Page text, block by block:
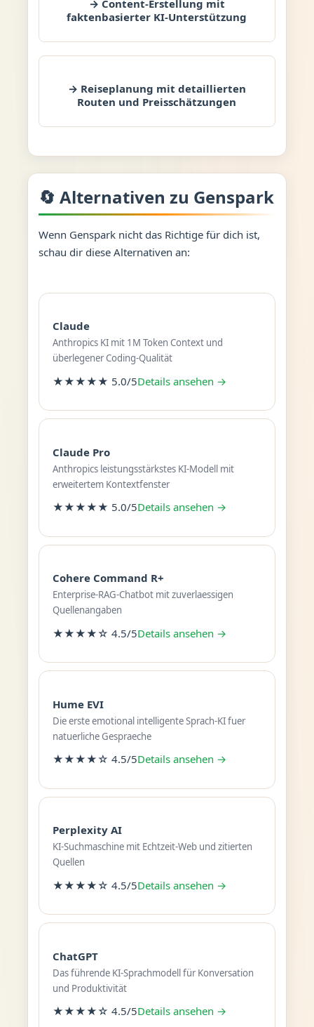
→ Content-Erstellung mit
faktenbasierter KI-Unterstützung
→ Reiseplanung mit detaillierten
Routen und Preisschätzungen
🔄 Alternativen zu Genspark
Wenn Genspark nicht das Richtige für dich ist,
schau dir diese Alternativen an:
Claude
Anthropics KI mit 1M Token Context und
überlegener Coding-Qualität
★★★★★ 5.0/5Details ansehen →
Claude Pro
Anthropics leistungsstärkstes KI-Modell mit
erweitertem Kontextfenster
★★★★★ 5.0/5Details ansehen →
Cohere Command R+
Enterprise-RAG-Chatbot mit zuverlaessigen
Quellenangaben
★★★★☆ 4.5/5Details ansehen →
Hume EVI
Die erste emotional intelligente Sprach-KI fuer
natuerliche Gespraeche
★★★★☆ 4.5/5Details ansehen →
Perplexity AI
KI-Suchmaschine mit Echtzeit-Web und zitierten
Quellen
★★★★☆ 4.5/5Details ansehen →
ChatGPT
Das führende KI-Sprachmodell für Konversation
und Produktivität
★★★★☆ 4.5/5Details ansehen →